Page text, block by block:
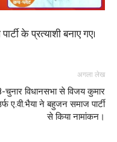
के प्रत्याशी बनाए गए।
अगला लेख
चुनार विधानसभा से विजय कुमार
ए.वी.भैया ने बहुजन समाज पार्टी
से किया नामांकन।